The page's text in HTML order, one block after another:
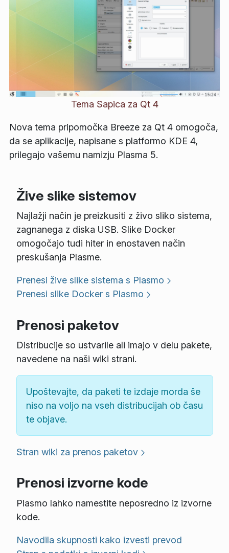
Tema Sapica za Qt 4
Nova tema pripomočka Breeze za Qt 4 omogoča,
da se aplikacije, napisane s platformo KDE 4,
prilegajo vašemu namizju Plasma 5.
Žive slike sistemov
Najlažji način je preizkusiti z živo sliko sistema,
zagnanega z diska USB. Slike Docker
omogočajo tudi hiter in enostaven način
preskušanja Plasme.
Prenesi žive slike sistema s Plasmo
Prenesi slike Docker s Plasmo
Prenosi paketov
Distribucije so ustvarile ali imajo v delu pakete,
navedene na naši wiki strani.
Upoštevajte, da paketi te izdaje morda še
niso na voljo na vseh distribucijah ob času
te objave.
Stran wiki za prenos paketov
Prenosi izvorne kode
Plasmo lahko namestite neposredno iz izvorne
kode.
Navodila skupnosti kako izvesti prevod